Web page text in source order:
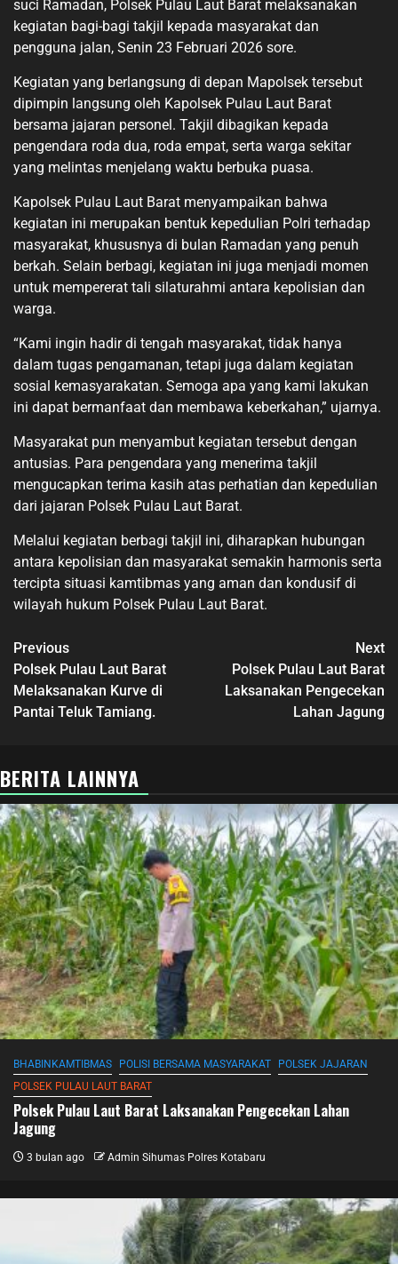
suci Ramadan, Polsek Pulau Laut Barat melaksanakan
kegiatan bagi-bagi takjil kepada masyarakat dan
pengguna jalan, Senin 23 Februari 2026 sore.
Kegiatan yang berlangsung di depan Mapolsek tersebut
dipimpin langsung oleh Kapolsek Pulau Laut Barat
bersama jajaran personel. Takjil dibagikan kepada
pengendara roda dua, roda empat, serta warga sekitar
yang melintas menjelang waktu berbuka puasa.
Kapolsek Pulau Laut Barat menyampaikan bahwa
kegiatan ini merupakan bentuk kepedulian Polri terhadap
masyarakat, khususnya di bulan Ramadan yang penuh
berkah. Selain berbagi, kegiatan ini juga menjadi momen
untuk mempererat tali silaturahmi antara kepolisian dan
warga.
“Kami ingin hadir di tengah masyarakat, tidak hanya
dalam tugas pengamanan, tetapi juga dalam kegiatan
sosial kemasyarakatan. Semoga apa yang kami lakukan
ini dapat bermanfaat dan membawa keberkahan,” ujarnya.
Masyarakat pun menyambut kegiatan tersebut dengan
antusias. Para pengendara yang menerima takjil
mengucapkan terima kasih atas perhatian dan kepedulian
dari jajaran Polsek Pulau Laut Barat.
Melalui kegiatan berbagi takjil ini, diharapkan hubungan
antara kepolisian dan masyarakat semakin harmonis serta
tercipta situasi kamtibmas yang aman dan kondusif di
wilayah hukum Polsek Pulau Laut Barat.
Previous
Polsek Pulau Laut Barat
Melaksanakan Kurve di
Pantai Teluk Tamiang.
Next
Polsek Pulau Laut Barat
Laksanakan Pengecekan
Lahan Jagung
BERITA LAINNYA
BHABINKAMTIBMAS POLISI BERSAMA MASYARAKAT
POLSEK JAJARAN
POLSEK PULAU LAUT BARAT
Polsek Pulau Laut Barat Laksanakan Pengecekan Lahan
Jagung
3 bulan ago Admin Sihumas Polres Kotabaru